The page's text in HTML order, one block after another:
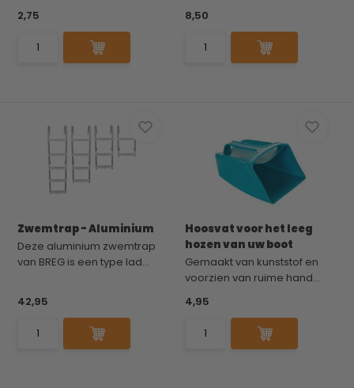
2,75
8,50
Zwemtrap - Aluminium
Deze aluminium zwemtrap
van BREG is een type lad...
42,95
Hoosvat voor het leeg
hozen van uw boot
Gemaakt van kunststof en
voorzien van ruime hand...
4,95